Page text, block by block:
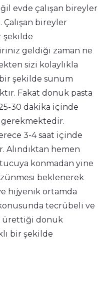
evde çalışan bireyler
Çalışan bireyler
şekilde
geldiği zaman ne
sizi kolaylıkla
şekilde sunum
Fakat donuk pasta
30 dakika içinde
3-4 saat içinde
hemen
konmadan yine
beklenerek
hijyenik ortamda
tecrübeli ve
ürettiği donuk
bir şekilde